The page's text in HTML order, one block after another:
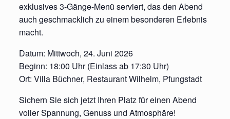
exklusives 3-Gänge-Menü serviert, das den Abend
auch geschmacklich zu einem besonderen Erlebnis
macht.
Datum: Mittwoch, 24. Juni 2026
Beginn: 18:00 Uhr (Einlass ab 17:30 Uhr)
Ort: Villa Büchner, Restaurant Wilhelm, Pfungstadt
Sichern Sie sich jetzt Ihren Platz für einen Abend
voller Spannung, Genuss und Atmosphäre!